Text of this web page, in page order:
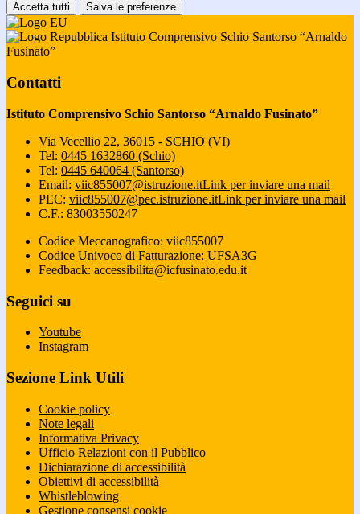
Accetta tutti Salva le preferenze
Istituto Comprensivo Schio Santorso “Arnaldo
Fusinato”
Contatti
Istituto Comprensivo Schio Santorso “Arnaldo Fusinato”
Via Vecellio 22, 36015 - SCHIO (VI)
Tel: 0445 1632860 (Schio)
Tel: 0445 640064 (Santorso)
Email: viic855007@istruzione.itLink per inviare una mail
PEC: viic855007@pec.istruzione.itLink per inviare una mail
C.F.: 83003550247
Codice Meccanografico: viic855007
Codice Univoco di Fatturazione: UFSA3G
Feedback: accessibilita@icfusinato.edu.it
Seguici su
Youtube
Instagram
Sezione Link Utili
Cookie policy
Note legali
Informativa Privacy
Ufficio Relazioni con il Pubblico
Dichiarazione di accessibilità
Obiettivi di accessibilità
Whistleblowing
Gestione consensi cookie